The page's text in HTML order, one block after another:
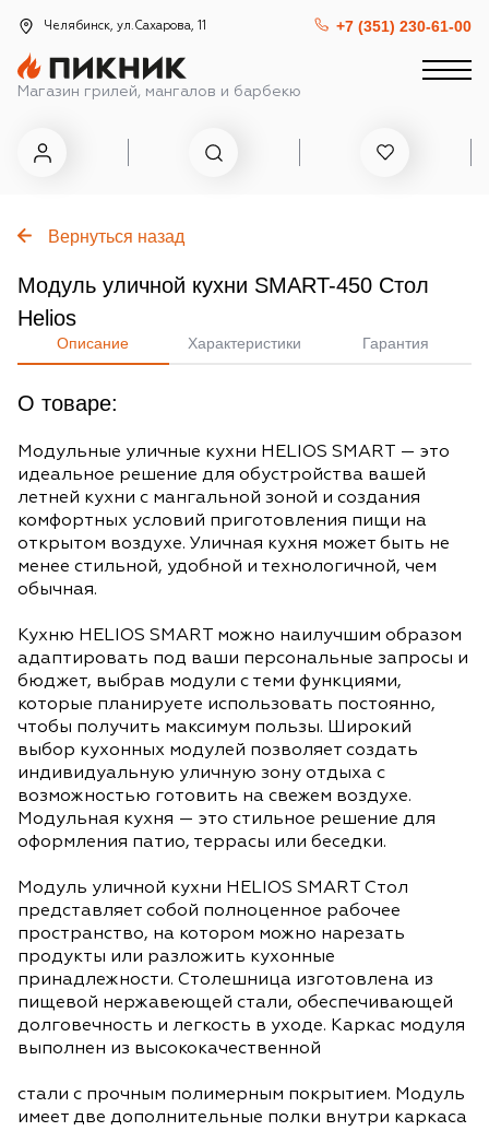
Челябинск, ул.Сахарова, 11 +7 (351) 230-61-00
Магазин грилей, мангалов и барбекю
Вернуться назад
Модуль уличной кухни SMART-450 Стол
Helios
Описание Характеристики Гарантия
О товаре:
Модульные уличные кухни HELIOS SMART — это
идеальное решение для обустройства вашей
летней кухни с мангальной зоной и создания
комфортных условий приготовления пищи на
открытом воздухе. Уличная кухня может быть не
менее стильной, удобной и технологичной, чем
обычная.
Кухню HELIOS SMART можно наилучшим образом
адаптировать под ваши персональные запросы и
бюджет, выбрав модули с теми функциями,
которые планируете использовать постоянно,
чтобы получить максимум пользы. Широкий
выбор кухонных модулей позволяет создать
индивидуальную уличную зону отдыха с
возможностью готовить на свежем воздухе.
Модульная кухня — это стильное решение для
оформления патио, террасы или беседки.
Модуль уличной кухни HELIOS SMART Стол
представляет собой полноценное рабочее
пространство, на котором можно нарезать
продукты или разложить кухонные
принадлежности. Столешница изготовлена из
пищевой нержавеющей стали, обеспечивающей
долговечность и легкость в уходе. Каркас модуля
выполнен из высококачественной
стали с прочным полимерным покрытием. Модуль
имеет две дополнительные полки внутри каркаса